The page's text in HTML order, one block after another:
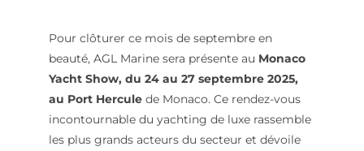
Pour clôturer ce mois de septembre en
beauté, AGL Marine sera présente au Monaco
Yacht Show, du 24 au 27 septembre 2025,
au Port Hercule de Monaco. Ce rendez-vous
incontournable du yachting de luxe rassemble
les plus grands acteurs du secteur et dévoile